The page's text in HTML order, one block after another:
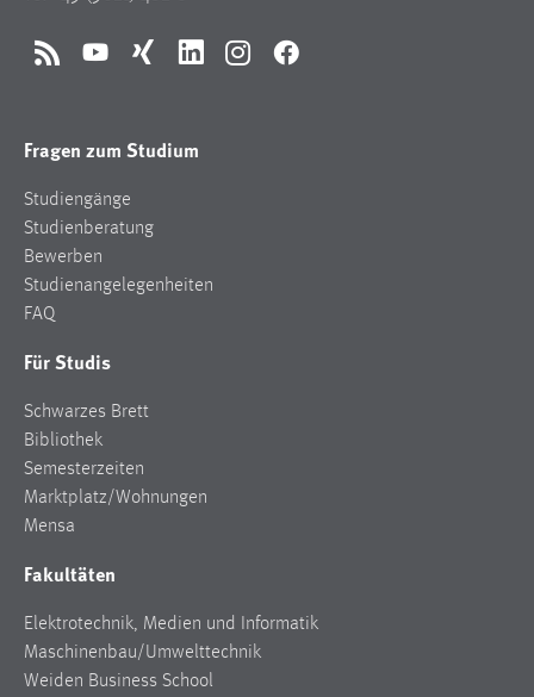
RSS YouTubeXing LinkedInInstagramFacebook
Fragen zum Studium
Studiengänge
Studienberatung
Bewerben
Studienangelegenheiten
FAQ
Für Studis
Schwarzes Brett
Bibliothek
Semesterzeiten
Marktplatz/Wohnungen
Mensa
Fakultäten
Elektrotechnik, Medien und Informatik
Maschinenbau/Umwelttechnik
Weiden Business School